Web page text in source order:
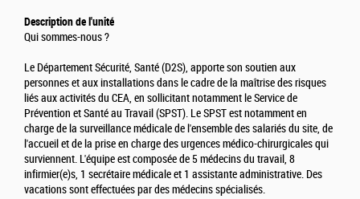
Description de l'unité
Qui sommes-nous ?
Le Département Sécurité, Santé (D2S), apporte son soutien aux
personnes et aux installations dans le cadre de la maîtrise des risques
liés aux activités du CEA, en sollicitant notamment le Service de
Prévention et Santé au Travail (SPST). Le SPST est notamment en
charge de la surveillance médicale de l'ensemble des salariés du site, de
l'accueil et de la prise en charge des urgences médico-chirurgicales qui
surviennent. L'équipe est composée de 5 médecins du travail, 8
infirmier(e)s, 1 secrétaire médicale et 1 assistante administrative. Des
vacations sont effectuées par des médecins spécialisés.